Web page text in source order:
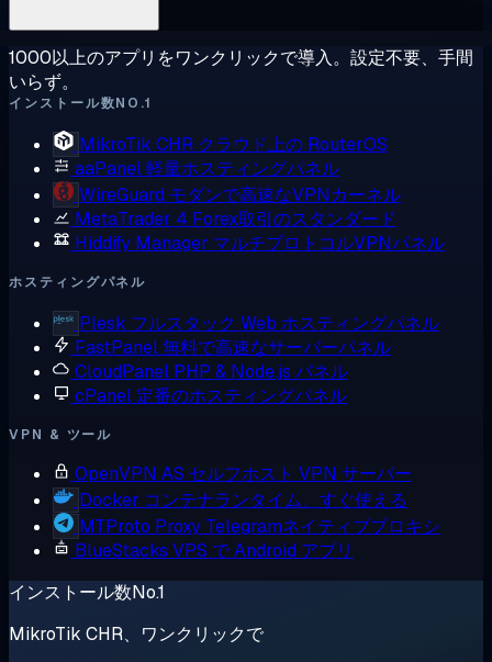
1000以上のアプリをワンクリックで導入。設定不要、手間
いらず。
インストール数NO.1
MikroTik CHR クラウド上の RouterOS
aaPanel軽量ホスティングパネル
WireGuard モダンで高速なVPNカーネル
MetaTrader 4 Forex取引のスタンダード
Hiddify Manager マルチプロトコルVPNパネル
ホスティングパネル
Plesk フルスタック Web ホスティングパネル
FastPanel無料で高速なサーバーパネル
CloudPanel PHP & Node.js パネル
cPanel 定番のホスティングパネル
VPN & ツール
OpenVPN AS セルフホスト VPN サーバー
Docker コンテナランタイム、すぐ使える
MTProto Proxy Telegramネイティブプロキシ
BlueStacks VPS で Android アプリ
インストール数No.1
MikroTik CHR、ワンクリックで